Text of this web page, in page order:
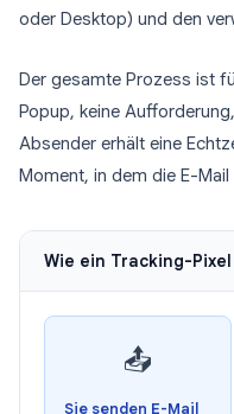
oder Desktop) und den
Der gesamte Prozess ist
Popup, keine
Absender erhält eine
Moment, in dem die E-
Wie ein Tracking-
📤
Sie senden E-Mail